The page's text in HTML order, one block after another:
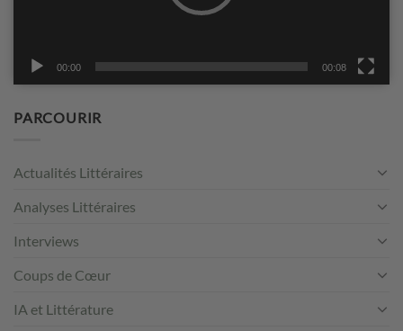
00:00 00:08
PARCOURIR
Actualités Littéraires
Analyses Littéraires
Interviews
Coups de Cœur
IA et Littérature